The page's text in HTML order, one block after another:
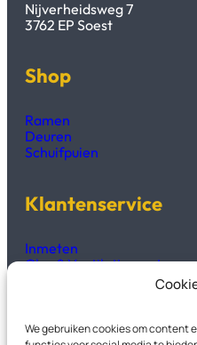
We gebruiken cookies om content
Nijverheidsweg 7
3762 EP Soest
Shop
Ramen
Deuren
Schuifpuien
Klantenservice
Inmeten
Glas & Ventilatieroosters